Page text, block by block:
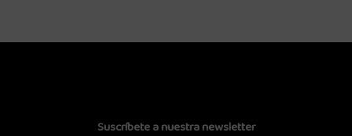
Suscríbete a nuestra newsletter